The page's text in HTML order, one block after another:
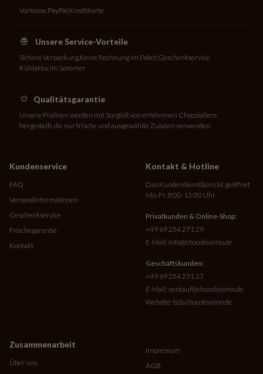
Vorkasse PayPal Kreditkarte
Unsere Service-Vorteile
Sichere Verpackung Keine Rechnung im Paket Geschenkservice
Kühlakku im Sommer
Qualitätsgarantie
Unsere Pralinen werden mit Sorgfalt von erfahrenen Chocolatiers
hergestellt, die nur frische und ausgewählte Zutaten verwenden.
Kundenservice
FAQ
Versandinformationen
Geschenkservice
Frischegarantie
Kontakt
Zusammenarbeit
Über uns
Kontakt & Hotline
Das Kundendienstbüro ist geöffnet
Mo.-Fr. 8:00-13:00 Uhr
Privatkunden & Online-Shop:
+49 69 254 271 29
E-Mail: info@chocolissimo.de
Geschäftskunden:
+49 69 254 271 27
E-Mail: verkauf@chocolissimo.de
Website: b2b.chocolissimo.de
Impressum
AGB